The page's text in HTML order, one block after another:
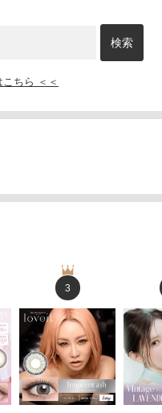
ちら ＜＜
3